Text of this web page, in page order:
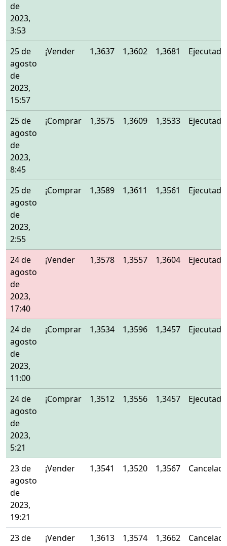
de
2023,
3:53
25 de
agosto
de
2023,
15:57
¡Vender 1,3637 1,3602 1,3681 Ejecutado
25 de
agosto
de
2023,
8:45
¡Comprar 1,3575 1,3609 1,3533 Ejecutado
25 de
agosto
de
2023,
2:55
¡Comprar 1,3589 1,3611 1,3561 Ejecutado
24 de
agosto
de
2023,
17:40
¡Vender 1,3578 1,3557 1,3604 Ejecutado
24 de
agosto
de
2023,
11:00
¡Comprar 1,3534 1,3596 1,3457 Ejecutado
24 de
agosto
de
2023,
5:21
¡Comprar 1,3512 1,3556 1,3457 Ejecutado
23 de
agosto
de
2023,
19:21
¡Vender 1,3541 1,3520 1,3567
23 de
¡Vender 1,3613 1,3574 1,3662